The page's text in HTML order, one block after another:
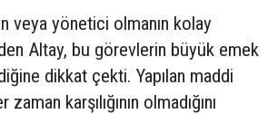
veya yönetici olmanın kolay
Altay, bu görevlerin büyük emek
dikkat çekti. Yapılan maddi
karşılığının olmadığını